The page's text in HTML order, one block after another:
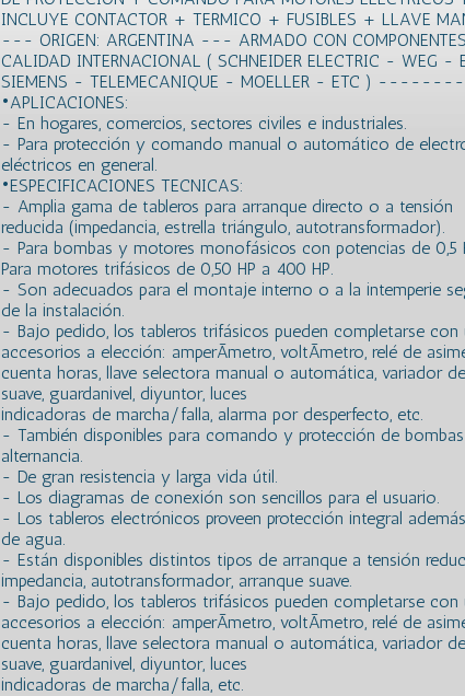
INCLUYE CONTACTOR + TERMICO + FUSIBLES + LLAVE
--- ORIGEN: ARGENTINA --- ARMADO CON COMPONENTES
CALIDAD INTERNACIONAL ( SCHNEIDER ELECTRIC - WEG
SIEMENS - TELEMECANIQUE - MOELLER - ETC )
•APLICACIONES:
- En hogares, comercios, sectores civiles e industriales.
- Para protección y comando manual o automático de
eléctricos en general.
•ESPECIFICACIONES TECNICAS:
- Amplia gama de tableros para arranque directo o a tensión
reducida (impedancia, estrella triángulo, autotransformador).
- Para bombas y motores monofásicos con potencias de 0,5
Para motores trifásicos de 0,50 HP a 400 HP.
- Son adecuados para el montaje interno o a la intemperie
de la instalación.
- Bajo pedido, los tableros trifásicos pueden completarse con
accesorios a elección: amperÃ­metro, voltÃ­metro, relé de
cuenta horas, llave selectora manual o automática, variador
suave, guardanivel, diyuntor, luces
indicadoras de marcha/falla, alarma por desperfecto, etc.
- También disponibles para comando y protección de
alternancia.
- De gran resistencia y larga vida útil.
- Los diagramas de conexión son sencillos para el usuario.
- Los tableros electrónicos proveen protección integral
de agua.
- Están disponibles distintos tipos de arranque a tensión
impedancia, autotransformador, arranque suave.
- Bajo pedido, los tableros trifásicos pueden completarse con
accesorios a elección: amperÃ­metro, voltÃ­metro, relé de
cuenta horas, llave selectora manual o automática, variador
suave, guardanivel, diyuntor, luces
indicadoras de marcha/falla, etc.